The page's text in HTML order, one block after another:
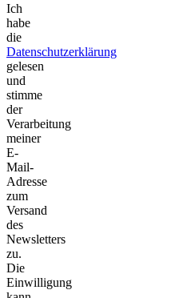
Ich
habe
die
Datenschutzerklärung
gelesen
und
stimme
der
Verarbeitung
meiner
E-
Mail-
Adresse
zum
Versand
des
Newsletters
zu.
Die
Einwilligung